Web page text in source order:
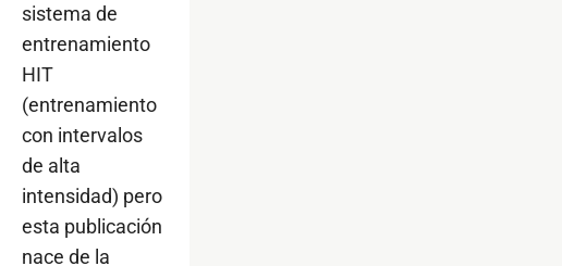
sistema de
entrenamiento
HIT
(entrenamiento
con intervalos
de alta
intensidad) pero
esta publicación
nace de la